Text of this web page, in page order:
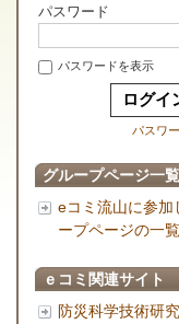
パスワード
パスワードを表示
パスワ
グループページ一覧
eコミ流山に参加
ープページの一覧
ｅコミ関連サイト
防災科学技術研